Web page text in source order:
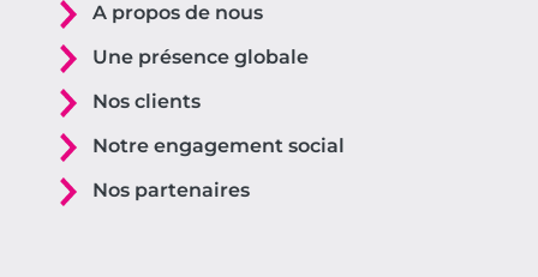
A propos de nous
Une présence globale
Nos clients
Notre engagement social
Nos partenaires